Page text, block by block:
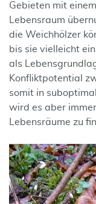
Gebieten mit
Lebensraum
die Weichhölzer
bis sie vielleicht
als
Konfliktpotential
somit in
wird es aber
Lebensräume zu